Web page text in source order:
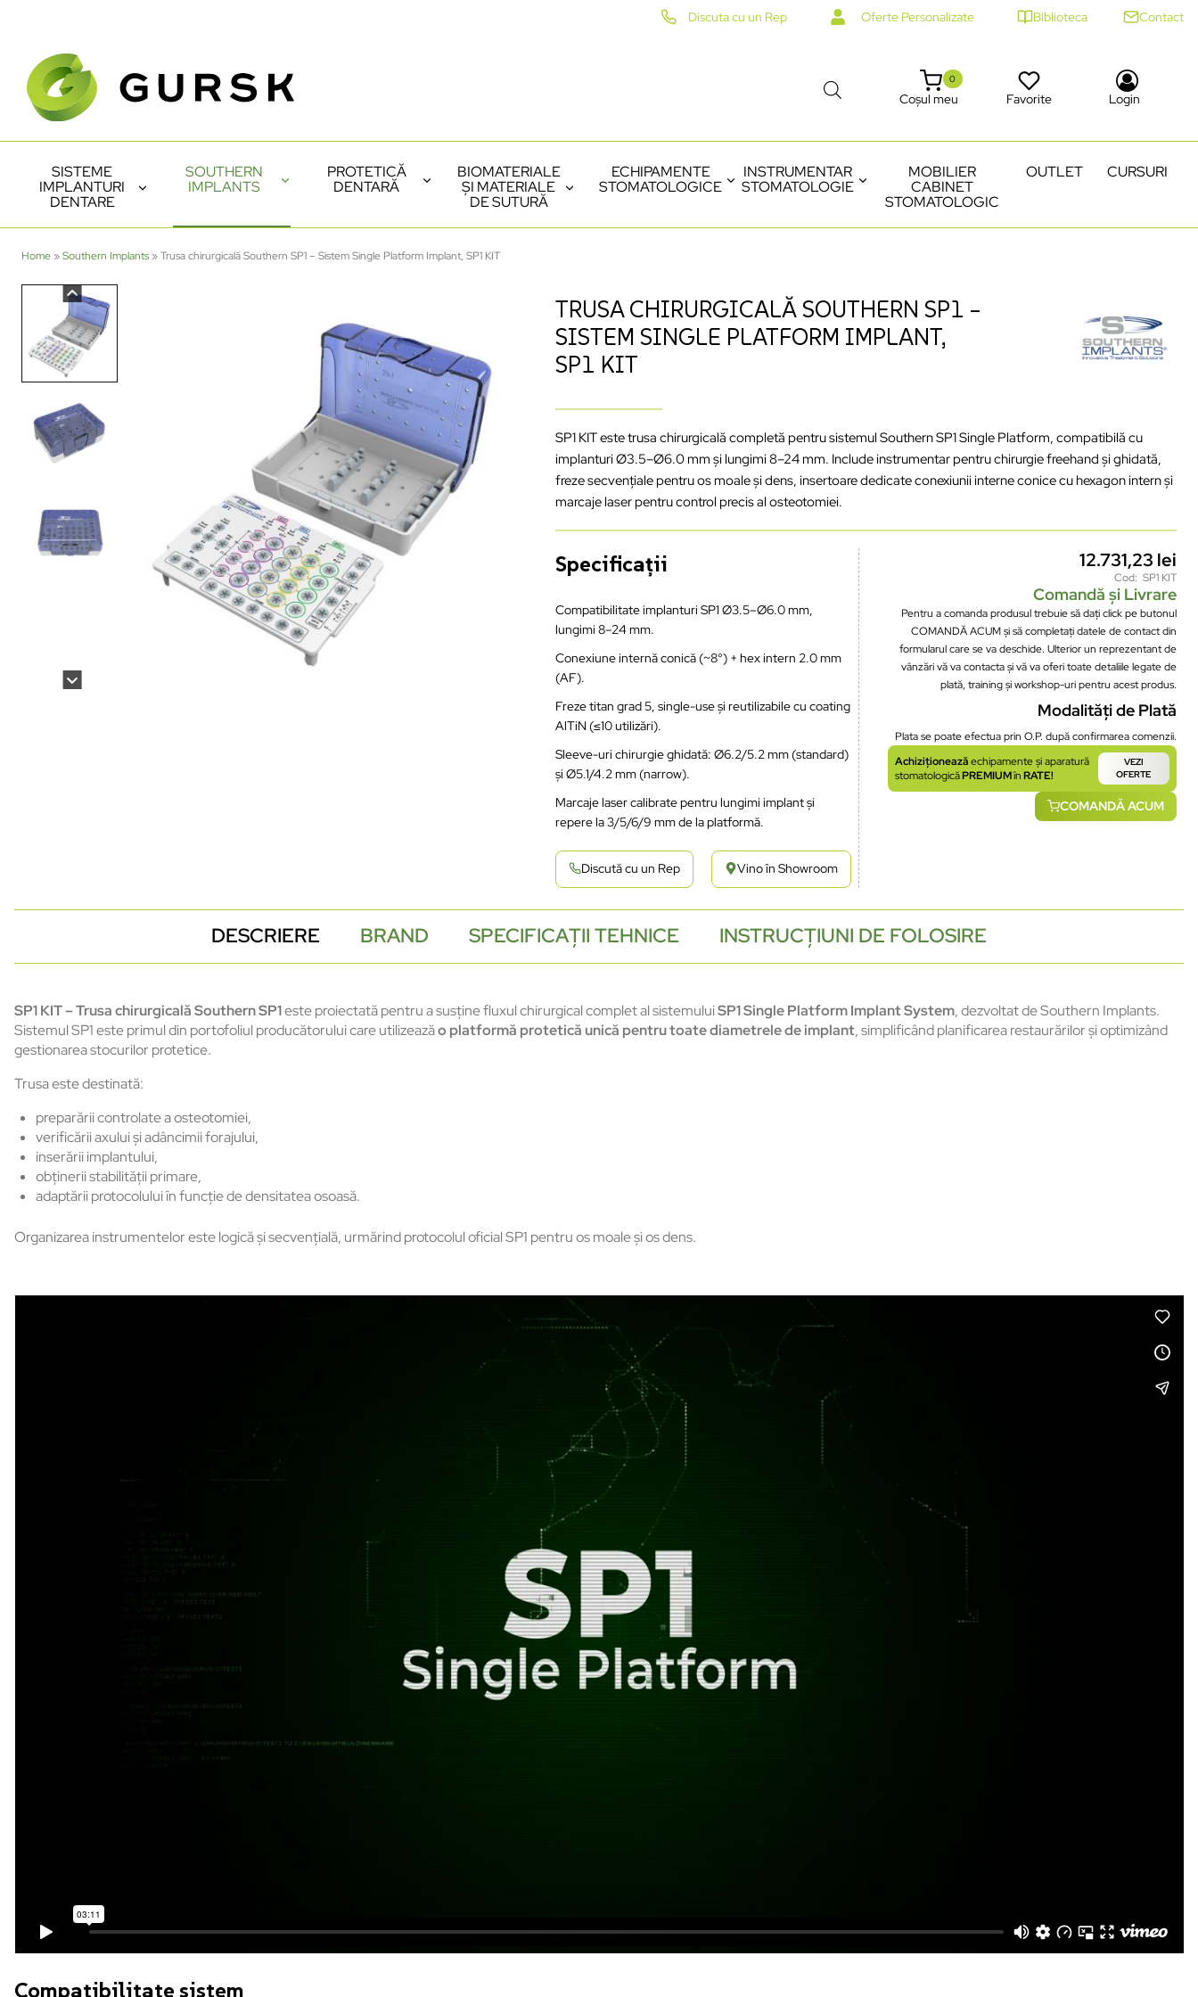
Discuta cu un Rep Oferte Personalizate Biblioteca Contact
Coșul meu
0
Favorite Login
SISTEME
IMPLANTURI
DENTARE
SOUTHERN
IMPLANTS
PROTETICĂ
DENTARĂ
BIOMATERIALE
ȘI MATERIALE
DE SUTURĂ
ECHIPAMENTE
STOMATOLOGICE
INSTRUMENTAR
STOMATOLOGIE
MOBILIER
CABINET
STOMATOLOGIC
OUTLET CURSURI
Home »Southern Implants »Trusa chirurgicală Southern SP1 – Sistem Single Platform Implant, SP1 KIT
TRUSA CHIRURGICALĂ SOUTHERN SP1 –
SISTEM SINGLE PLATFORM IMPLANT,
SP1 KIT
SP1 KIT este trusa chirurgicală completă pentru sistemul Southern SP1 Single Platform, compatibilă cu
implanturi Ø3.5–Ø6.0 mm și lungimi 8–24 mm. Include instrumentar pentru chirurgie freehand și ghidată,
freze secvențiale pentru os moale și dens, insertoare dedicate conexiunii interne conice cu hexagon intern și
marcaje laser pentru control precis al osteotomiei.
Specificații
Compatibilitate implanturi SP1 Ø3.5–Ø6.0 mm,
lungimi 8–24 mm.
Conexiune internă conică (~8°) + hex intern 2.0 mm
(AF).
Freze titan grad 5, single-use și reutilizabile cu coating
AlTiN (≤10 utilizări).
Sleeve-uri chirurgie ghidată: Ø6.2/5.2 mm (standard)
și Ø5.1/4.2 mm (narrow).
Marcaje laser calibrate pentru lungimi implant și
repere la 3/5/6/9 mm de la platformă.
Discută cu un Rep Vino în Showroom
12.731,23 lei
Cod: SP1 KIT
Comandă și Livrare
Pentru a comanda produsul trebuie să dați click pe butonul
COMANDĂ ACUM și să completați datele de contact din
formularul care se va deschide. Ulterior un reprezentant de
vânzări vă va contacta și vă va oferi toate detaliile legate de
plată, training și workshop-uri pentru acest produs.
Modalități de Plată
Plata se poate efectua prin O.P. după confirmarea comenzii.
Achiziționeazăechipamente și aparatură
stomatologicăPREMIUMînRATE!
VEZI
OFERTE
COMANDĂ ACUM
DESCRIERE BRAND SPECIFICAȚII TEHNICE INSTRUCȚIUNI DE FOLOSIRE
SP1 KIT – Trusa chirurgicală Southern SP1este proiectată pentru a susține fluxul chirurgical complet al sistemuluiSP1 Single Platform Implant System, dezvoltat de Southern Implants.
Sistemul SP1 este primul din portofoliul producătorului care utilizeazăo platformă protetică unică pentru toate diametrele de implant, simplificând planificarea restaurărilor și optimizând
gestionarea stocurilor protetice.
Trusa este destinată:
preparării controlate a osteotomiei,
verificării axului și adâncimii forajului,
inserării implantului,
obținerii stabilității primare,
adaptării protocolului în funcție de densitatea osoasă.
Organizarea instrumentelor este logică și secvențială, urmărind protocolul oficial SP1 pentru os moale și os dens.
Compatibilitate sistem